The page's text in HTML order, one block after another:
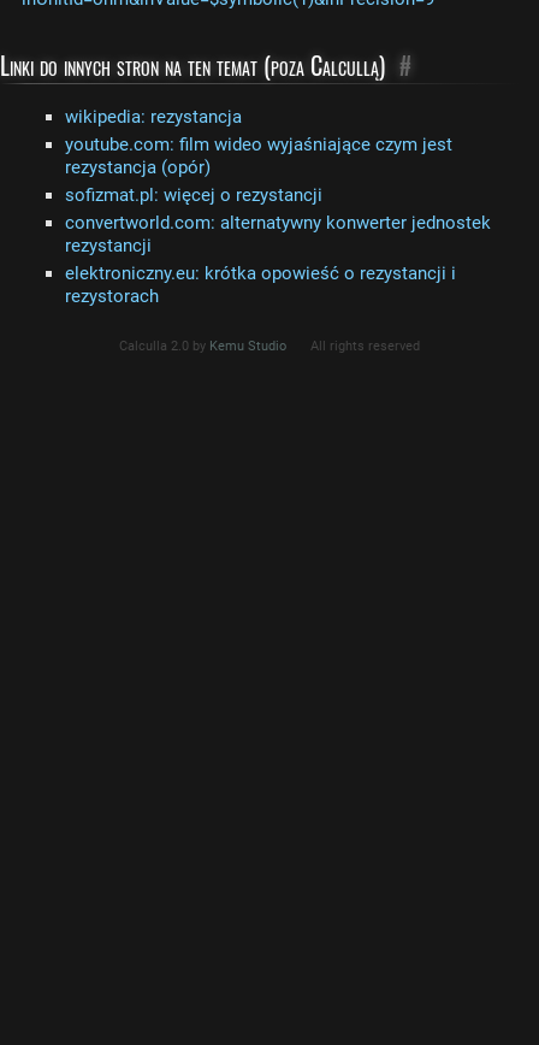
Linki do innych stron na ten temat (poza Calcullą) #
wikipedia: rezystancja
youtube.com: film wideo wyjaśniające czym jest
rezystancja (opór)
sofizmat.pl: więcej o rezystancji
convertworld.com: alternatywny konwerter jednostek
rezystancji
elektroniczny.eu: krótka opowieść o rezystancji i
rezystorach
Calculla 2.0 by Kemu Studio All rights reserved